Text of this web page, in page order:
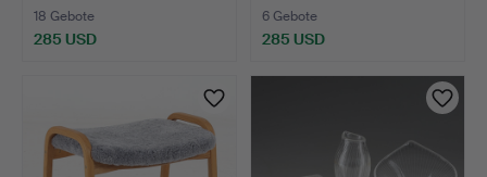
18 Gebote
285 USD
6 Gebote
285 USD